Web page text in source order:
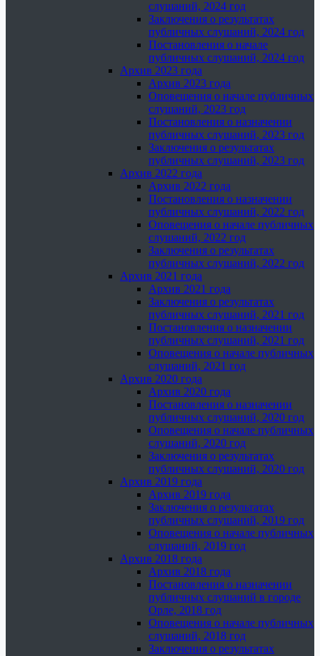
слушаний, 2024 год
Заключения о результатах
публичных слушаний, 2024 год
Постановления о начале
публичных слушаний, 2024 год
Архив 2023 года
Архив 2023 года
Оповещения о начале публичных
слушаний, 2023 год
Постановления о назначении
публичных слушаний, 2023 год
Заключения о результатах
публичных слушаний, 2023 год
Архив 2022 года
Архив 2022 года
Постановления о назначении
публичных слушаний, 2022 год
Оповещения о начале публичных
слушаний, 2022 год
Заключения о результатах
публичных слушаний, 2022 год
Архив 2021 года
Архив 2021 года
Заключения о результатах
публичных слушаний, 2021 год
Постановления о назначении
публичных слушаний, 2021 год
Оповещения о начале публичных
слушаний, 2021 год
Архив 2020 года
Архив 2020 года
Постановления о назначении
публичных слушаний, 2020 год
Оповещения о начале публичных
слушаний, 2020 год
Заключения о результатах
публичных слушаний, 2020 год
Архив 2019 года
Архив 2019 года
Заключения о результатах
публичных слушаний, 2019 год
Оповещения о начале публичных
слушаний, 2019 год
Архив 2018 года
Архив 2018 года
Постановления о назначении
публичных слушаний в городе
Орле, 2018 год
Оповещения о начале публичных
слушаний, 2018 год
Заключения о результатах